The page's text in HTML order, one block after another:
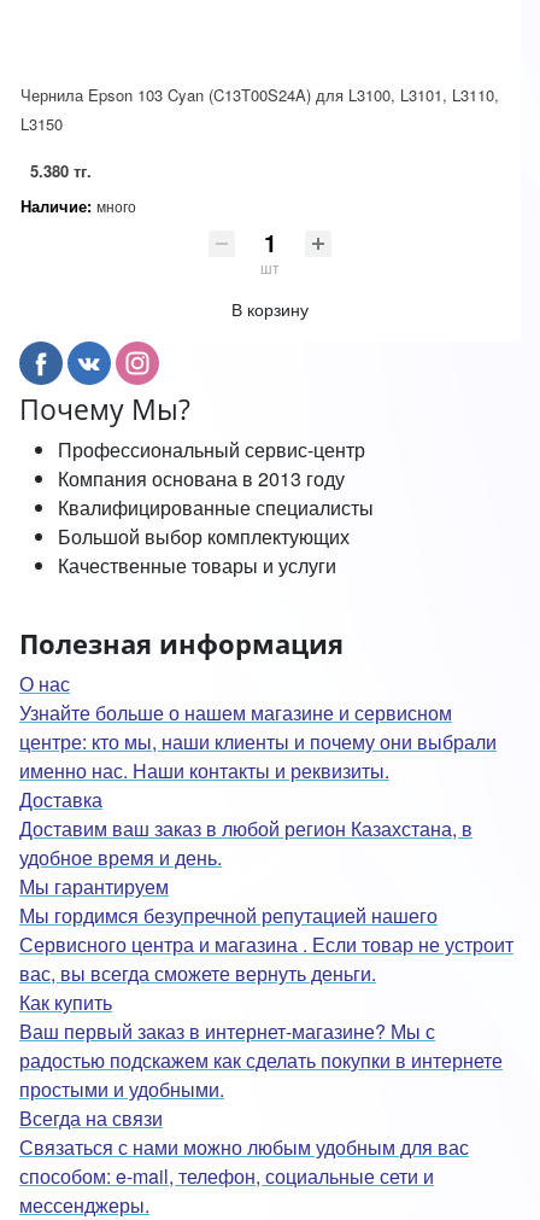
Чернила Epson 103 Cyan (C13T00S24A) для L3100, L3101, L3110,
L3150
5.380 тг.
Наличие: много
шт
В корзину
Почему Мы?
Профессиональный сервис-центр
Компания основана в 2013 году
Квалифицированные специалисты
Большой выбор комплектующих
Качественные товары и услуги
Полезная информация
О нас
Узнайте больше о нашем магазине и сервисном
центре: кто мы, наши клиенты и почему они выбрали
именно нас. Наши контакты и реквизиты.
Доставка
Доставим ваш заказ в любой регион Казахстана, в
удобное время и день.
Мы гарантируем
Мы гордимся безупречной репутацией нашего
Сервисного центра и магазина . Если товар не устроит
вас, вы всегда сможете вернуть деньги.
Как купить
Ваш первый заказ в интернет-магазине? Мы с
радостью подскажем как сделать покупки в интернете
простыми и удобными.
Всегда на связи
Связаться с нами можно любым удобным для вас
способом: e-mail, телефон, социальные сети и
мессенджеры.